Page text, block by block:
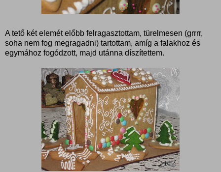
A tető két elemét előbb felragasztottam, türelmesen (grrrr,
soha nem fog megragadni) tartottam, amíg a falakhoz és
egymához fogódzott, majd utánna díszítettem.